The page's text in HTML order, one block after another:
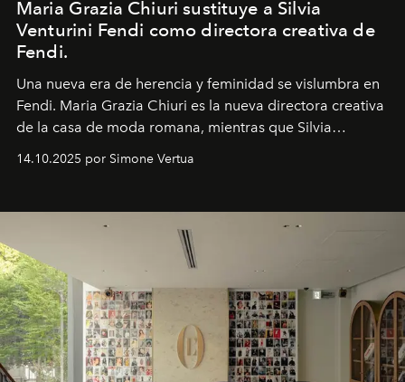
Maria Grazia Chiuri sustituye a Silvia
Venturini Fendi como directora creativa de
Fendi.
Una nueva era de herencia y feminidad se vislumbra en
Fendi. Maria Grazia Chiuri es la nueva directora creativa
de la casa de moda romana, mientras que Silvia
14.10.2025 por Simone Vertua